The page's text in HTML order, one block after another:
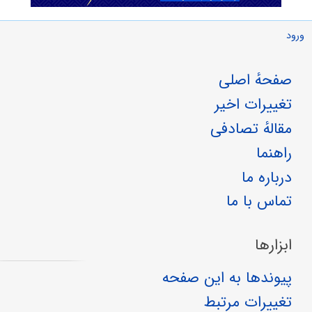
ورود
صفحهٔ اصلی
تغییرات اخیر
مقالهٔ تصادفی
راهنما
درباره ما
تماس با ما
ابزارها
پیوندها به این صفحه
تغییرات مرتبط